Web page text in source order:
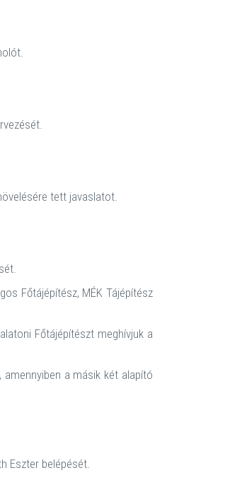
tett javaslatot.
Főtájépítész, MÉK Tájépítész
Főtájépítészt meghívjuk a
a másik két alapító
Eszter belépését.